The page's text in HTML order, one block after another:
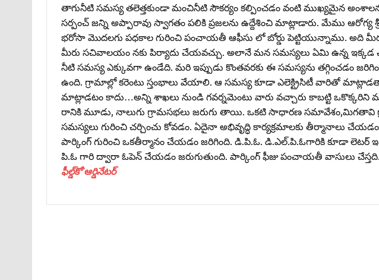
తాగునీటి సమస్య తలెత్తకుండా మంచినీటి సౌకర్యం కల్పించడం వంటి ముఖ్యమైన
సర్పంచ్‌ జన్ని అప్పారావు స్వాగతం పలికి ప్రజలను ఉద్దేశించి మాట్లాడారు. మేము ఆరోగ్య
భరోసా మొదలగు పధకాల గురించి పంచాయతీ ఆఫీసు లో బోర్డు పెట్టియున్నాము. అది
మీరు సచివాలయం నకు పిర్యాదు చేయవచ్చు. అలానే మన సమస్యలు ఏమి ఉన్న ఇక్కడ
నీటి సమస్య ఎక్కువగా ఉండేది. మరి ఇప్పుడు కొంతవరకు ఈ సమస్యను తగ్గించడం
ఉంది. గ్రామాల్లో కరెంటు స్తంభాలు వేయాలి. ఆ సమస్య కూడా ఎలెక్ట్రిసిటీ వారితో
మాట్లాడటం కాదు…అన్ని శాఖలు నుండి గవర్నమెంటు వారు వచ్చారు కాబట్టి ఒకొక్కరిని
రానికి మూడు, నాలుగు గ్రామసభలు జరుగు తాయి. ఒకటి సాధారణ సమావేశం,మిగతావి
సమస్యలు గురించి చర్చించు కోవడం. ఏదైనా అభివృద్ధి కార్యక్రమాలకు తీర్మానాలు చేయడం
పార్కింగ్‌ గురించి ఒకతీర్మానం చేయడం జరిగింది. డి.పి.ఓ. డి.ఎల్‌.పి.ఓగారికి కూడా లెటర్‌
పి.ఓ గారి ద్వారా ఓపెన్‌ చేయడం జరుగుతుంది. పార్కింగ్‌ ఫీజు పంచాయతీ వాసులు చేస్తది.
ఫీల్డ్‌కో`ఆర్డినేటర్‌